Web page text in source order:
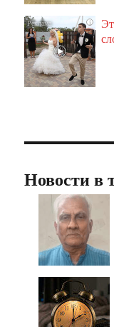
i
Новости в